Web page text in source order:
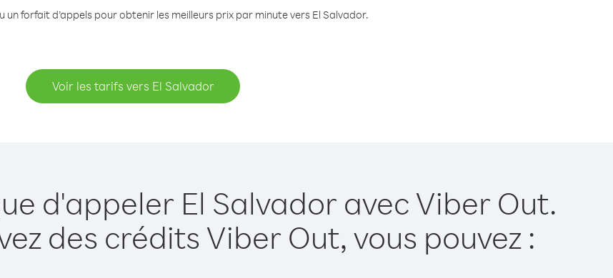
un forfait d’appels pour obtenir les meilleurs prix par minute vers El Salvador.
Voir les tarifs vers El Salvador
d'appeler El Salvador avec Viber Out.
des crédits Viber Out, vous pouvez :